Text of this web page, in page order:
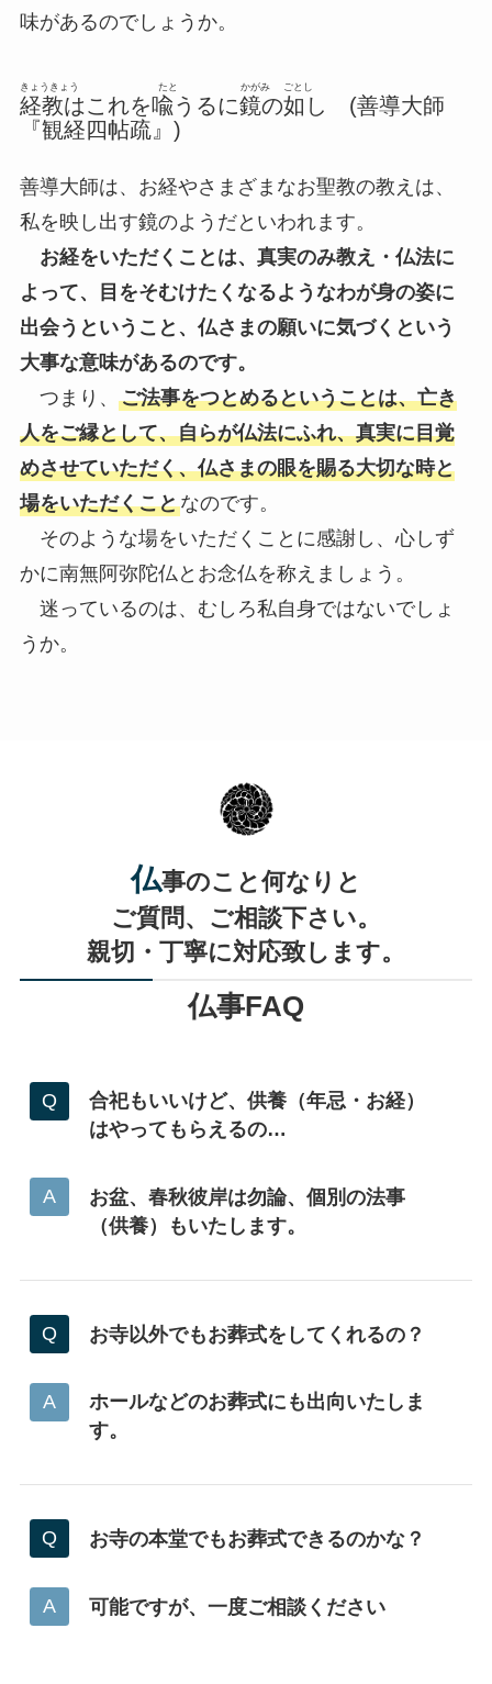
味があるのでしょうか。
きょうきょう たと かがみ ごとし
経教はこれを喩うるに鏡の如し (善導大師
『観経四帖疏』)
善導大師は、お経やさまざまなお聖教の教えは、
私を映し出す鏡のようだといわれます。
お経をいただくことは、真実のみ教え・仏法に
よって、目をそむけたくなるようなわが身の姿に
出会うということ、仏さまの願いに気づくという
大事な意味があるのです。
つまり、 ご法事をつとめるということは、亡き
人をご縁として、自らが仏法にふれ、真実に目覚
めさせていただく、仏さまの眼を賜る大切な時と
場をいただくことなのです。
そのような場をいただくことに感謝し、心しず
かに南無阿弥陀仏とお念仏を称えましょう。
迷っているのは、むしろ私自身ではないでしょ
うか。
仏事のこと何なりと
ご質問、ご相談下さい。
親切・丁寧に対応致します。
仏事FAQ
合祀もいいけど、供養（年忌・お経）
はやってもらえるの…
お盆、春秋彼岸は勿論、個別の法事
（供養）もいたします。
お寺以外でもお葬式をしてくれるの？
ホールなどのお葬式にも出向いたしま
す。
お寺の本堂でもお葬式できるのかな？
可能ですが、一度ご相談ください